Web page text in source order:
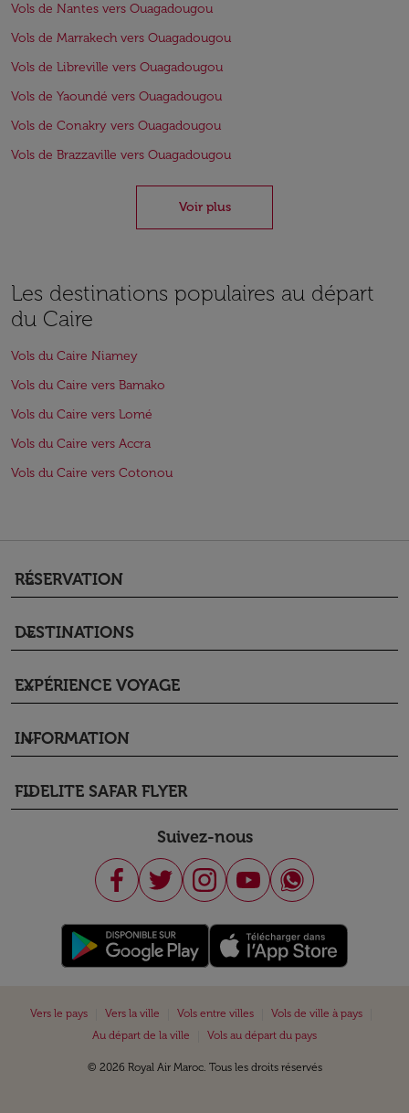
Vols de Nantes vers Ouagadougou
Vols de Marrakech vers Ouagadougou
Vols de Libreville vers Ouagadougou
Vols de Yaoundé vers Ouagadougou
Vols de Conakry vers Ouagadougou
Vols de Brazzaville vers Ouagadougou
Voir plus
Les destinations populaires au départ
du Caire
Vols du Caire Niamey
Vols du Caire vers Bamako
Vols du Caire vers Lomé
Vols du Caire vers Accra
Vols du Caire vers Cotonou
RÉSERVATION
keyboard_arrow_down
DESTINATIONS
keyboard_arrow_down
EXPÉRIENCE VOYAGE
keyboard_arrow_down
INFORMATION
keyboard_arrow_down
FIDELITE SAFAR FLYER
keyboard_arrow_down
Suivez-nous
Vers le pays Vers la ville Vols entre villes Vols de ville à pays
Au départ de la ville
Vols au départ du pays
© 2026 Royal Air Maroc. Tous les droits réservés